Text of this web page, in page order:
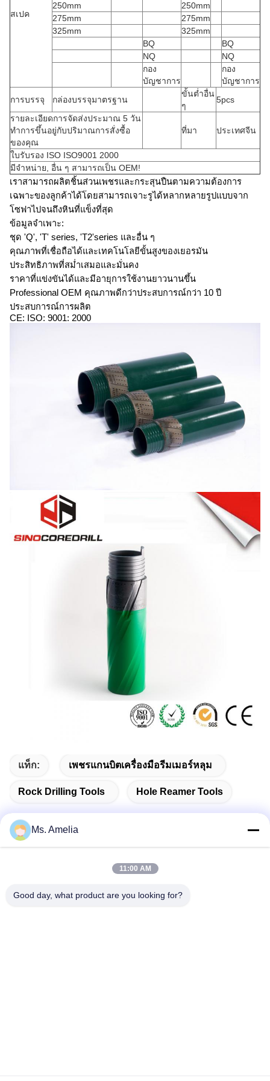
สเปค
250mm
250mm
275mm
275mm
325mm
325mm
BQ
BQ
NQ
NQ
กอง
บัญชาการ
กอง
บัญชาการ
การบรรจุ
กล่องบรรจุมาตรฐาน
ขั้นต่ำอื่น
ๆ
5pcs
รายละเอียดการจัดส่งประมาณ 5 วัน
ทำการขึ้นอยู่กับปริมาณการสั่งซื้อ
ของคุณ
ที่มา ประเทศจีน
ใบรับรอง ISO ISO9001 2000
มีจำหน่าย, อื่น ๆ สามารถเป็น OEM!
เราสามารถผลิตชิ้นส่วนเพชรและกระสุนปืนตามความต้องการ
เฉพาะของลูกค้าได้โดยสามารถเจาะรูได้หลากหลายรูปแบบจาก
โซฟาไปจนถึงหินที่แข็งที่สุด
ข้อมูลจำเพาะ:
ชุด 'Q', 'T' series, 'T2'series และอื่น ๆ
คุณภาพที่เชื่อถือได้และเทคโนโลยีขั้นสูงของเยอรมัน
ประสิทธิภาพที่สม่ำเสมอและมั่นคง
ราคาที่แข่งขันได้และมีอายุการใช้งานยาวนานขึ้น
Professional OEM คุณภาพดีกว่าประสบการณ์กว่า 10 ปี
ประสบการณ์การผลิต
CE: ISO: 9001: 2000
แท็ก: เพชรแกนบิตเครื่องมือรีมเมอร์หลุม
Rock Drilling Tools Hole Reamer Tools
ที่อยู่
Ms. Amelia
11:00 AM
Good day, what product are you looking for?